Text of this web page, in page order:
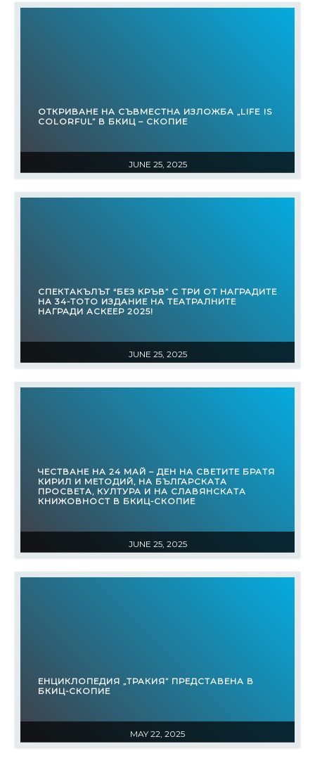
JUNE 25, 2025
ОТКРИВАНЕ НА СЪВМЕСТНА ИЗЛОЖБА „LIFE IS
COLORFUL” В БКИЦ – СКОПИЕ
JUNE 25, 2025
СПЕКТАКЪЛЪТ “БЕЗ КРЪВ” С ТРИ ОТ НАГРАДИТЕ
НА 34-ТОТО ИЗДАНИЕ НА ТЕАТРАЛНИТЕ
НАГРАДИ АСКЕЕР 2025!
JUNE 25, 2025
ЧЕСТВАНЕ НА 24 МАЙ – ДЕН НА СВЕТИТЕ БРАТЯ
КИРИЛ И МЕТОДИЙ, НА БЪЛГАРСКАТА
ПРОСВЕТА, КУЛТУРА И НА СЛАВЯНСКАТА
КНИЖОВНОСТ В БКИЦ-СКОПИЕ
MAY 22, 2025
ЕНЦИКЛОПЕДИЯ „ТРАКИЯ” ПРЕДСТАВЕНА В
БКИЦ-СКОПИЕ